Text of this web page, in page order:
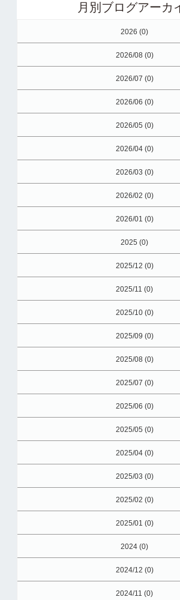
月別ブログアーカ
2026 (0)
2026/08 (0)
2026/07 (0)
2026/06 (0)
2026/05 (0)
2026/04 (0)
2026/03 (0)
2026/02 (0)
2026/01 (0)
2025 (0)
2025/12 (0)
2025/11 (0)
2025/10 (0)
2025/09 (0)
2025/08 (0)
2025/07 (0)
2025/06 (0)
2025/05 (0)
2025/04 (0)
2025/03 (0)
2025/02 (0)
2025/01 (0)
2024 (0)
2024/12 (0)
2024/11 (0)